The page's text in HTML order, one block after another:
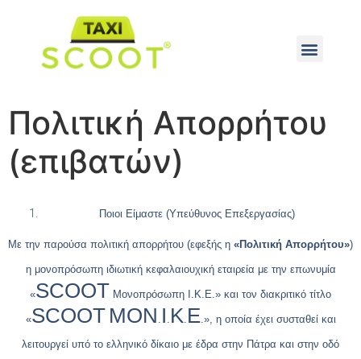
Πολιτική Απορρήτου
(επιβατών)
Ποιοι Είμαστε (Υπεύθυνος Επεξεργασίας)
Με την παρούσα πολιτική απορρήτου (εφεξής η «Πολιτική Απορρήτου»)
η μονοπρόσωπη ιδιωτική κεφαλαιουχική εταιρεία με την επωνυμία
«SCOOT Μονοπρόσωπη Ι.Κ.Ε.» και τον διακριτικό τίτλο
«SCOOT MON . I . K. E.», η οποία έχει συσταθεί και
λειτουργεί υπό το ελληνικό δίκαιο με έδρα στην Πάτρα και στην οδό